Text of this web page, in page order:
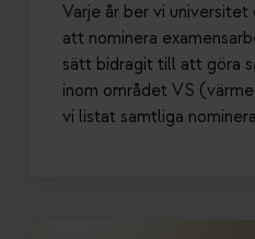
Varje år ber vi
att nominera
sätt bidragit till att göra
inom området VS
vi listat samtliga